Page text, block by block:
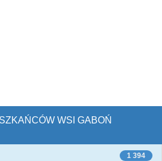
WSI GABOŃ
1 394